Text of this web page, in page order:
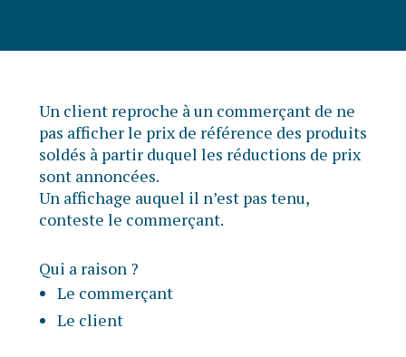
Un client reproche à un commerçant de ne
pas afficher le prix de référence des produits
soldés à partir duquel les réductions de prix
sont annoncées.
Un affichage auquel il n’est pas tenu,
conteste le commerçant.
Qui a raison ?
Le commerçant
Le client